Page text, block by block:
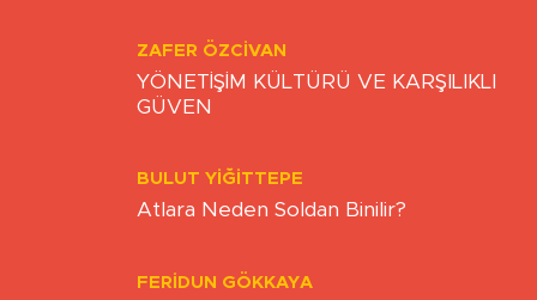
ZAFER ÖZCIVAN
YÖNETİŞİM KÜLTÜRÜ VE KARŞILIKLI
GÜVEN
BULUT YİĞİTTEPE
Atlara Neden Soldan Binilir?
FERIDUN GÖKKAYA